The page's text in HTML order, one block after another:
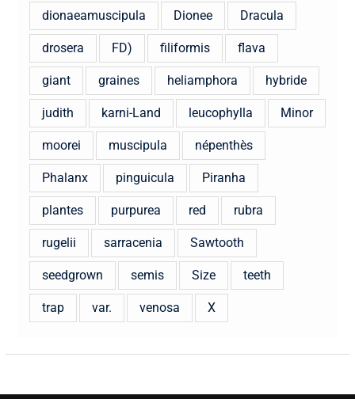
dionaeamuscipula Dionee Dracula
drosera FD) filiformis flava
giant graines heliamphora hybride
judith karni-Land leucophylla Minor
moorei muscipula népenthès
Phalanx pinguicula Piranha
plantes purpurea red rubra
rugelii sarracenia Sawtooth
seedgrown semis Size teeth
trap var. venosa X